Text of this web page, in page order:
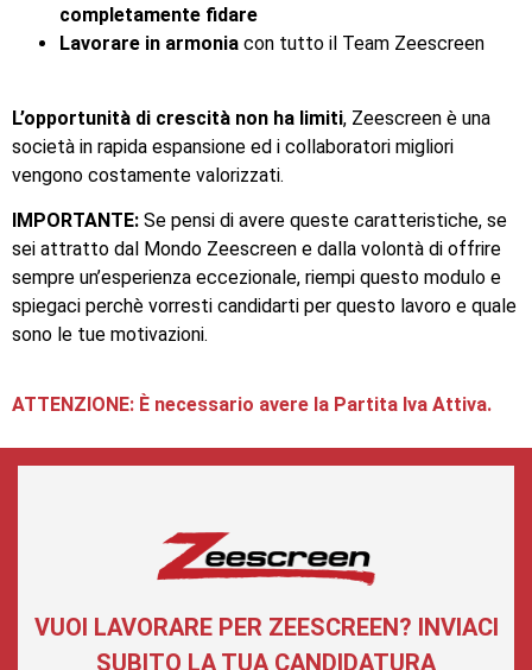
completamente fidare
Lavorare in armonia con tutto il Team Zeescreen
L’opportunità di crescità non ha limiti, Zeescreen è una
società in rapida espansione ed i collaboratori migliori
vengono costamente valorizzati.
IMPORTANTE: Se pensi di avere queste caratteristiche, se
sei attratto dal Mondo Zeescreen e dalla volontà di offrire
sempre un’esperienza eccezionale, riempi questo modulo e
spiegaci perchè vorresti candidarti per questo lavoro e quale
sono le tue motivazioni.
ATTENZIONE: È necessario avere la Partita Iva Attiva.
VUOI LAVORARE PER ZEESCREEN? INVIACI
SUBITO LA TUA CANDIDATURA